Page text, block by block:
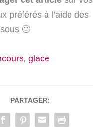
préférés à l’aide des
🙂
,glace
PARTAGER: